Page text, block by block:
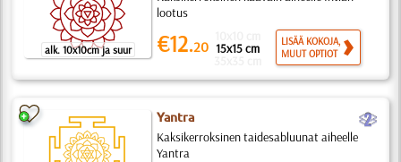
alk. 10x10cm ja suur
lootus
€12.20 15x15 cm
LISÄÄ KOKOJA,
MUUT OPTIOT
Yantra b
Kaksikerroksinen taidesabluunat aiheelle
Yantra